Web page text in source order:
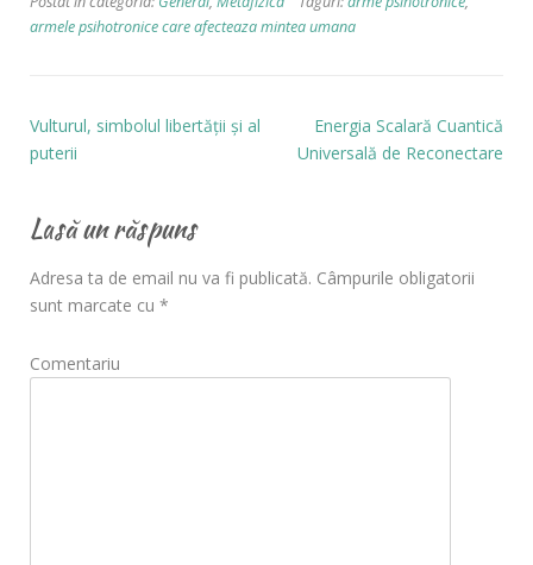
armele psihotronice care afecteaza mintea umana
Vulturul, simbolul libertății și al
puterii
Energia Scalară Cuantică
Universală de Reconectare
Lasă un răspuns
Adresa ta de email nu va fi publicată. Câmpurile obligatorii
sunt marcate cu *
Comentariu